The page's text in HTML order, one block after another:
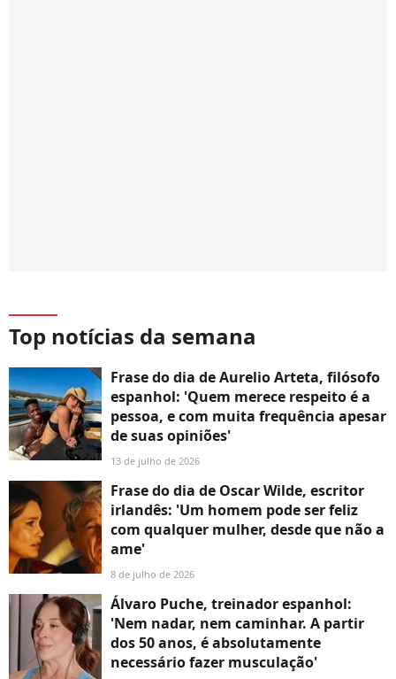
Top notícias da semana
Frase do dia de Aurelio Arteta, filósofo
espanhol: 'Quem merece respeito é a
pessoa, e com muita frequência apesar
de suas opiniões'
13 de julho de 2026
Frase do dia de Oscar Wilde, escritor
irlandês: 'Um homem pode ser feliz
com qualquer mulher, desde que não a
ame'
8 de julho de 2026
Álvaro Puche, treinador espanhol:
'Nem nadar, nem caminhar. A partir
dos 50 anos, é absolutamente
necessário fazer musculação'